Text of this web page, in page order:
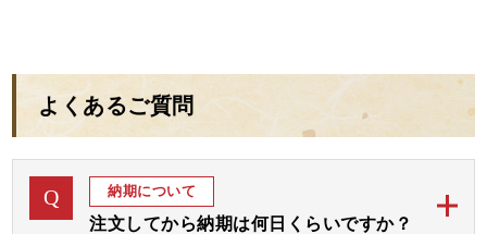
皆様には親切にしてもらえて、とてもありがたいです！本
当に感謝です！
しています。マンションを購入しましたが、その際に印鑑
使ったよと、報告がありました。
近日中に旧姓の印鑑の供養をお願いするかもしれません。
その際にはどうぞ宜しくお願いいたします。
開運3本セット
とができますことで、これから幸せな人生を歩んでくれそ
うな気がします。
本当に有難うございました。
下の娘の時もぜひお願したいと思っております。
開運3本セット
よくあるご質問
Q 納期について
注文してから納期は何日くらいですか？